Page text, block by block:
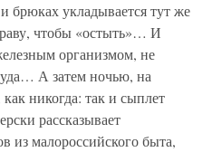
брюках укладывается тут же
чтобы «остыть»… И
организмом, не
А затем ночью, на
никогда: так и сыплет
рассказывает
из малороссийского быта,